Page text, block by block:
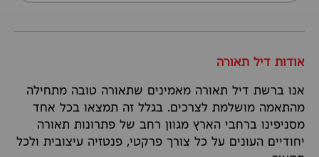
אודות דיל תאורה
אנו ברשת דיל תאורה מאמינים שתאורה טובה מתחילה
מהתאמה מושלמת לצרכים. בגלל זה תמצאו בכל אחד
מסניפינו ברחבי הארץ מגוון רחב של פתרונות תאורה
יחודיים העונים על כל צורך פרקטי, פנטזיה עיצובית ולכל